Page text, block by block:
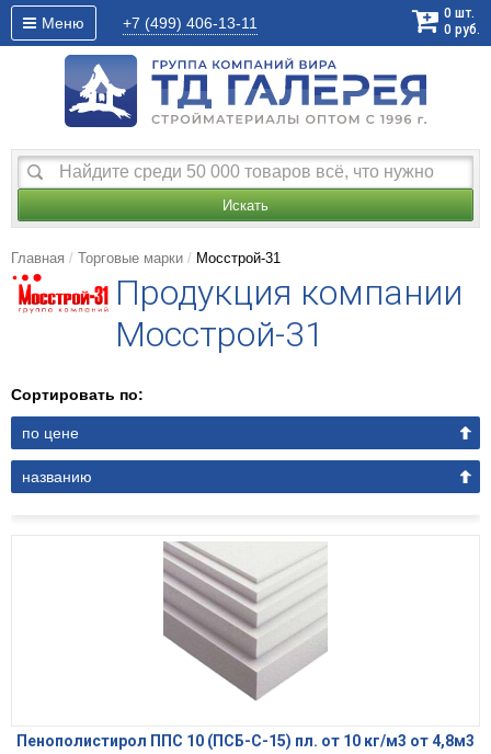
Меню +7 (499) 406-13-11
0 шт.
0 руб.
Искать
Главная Торговые марки Мосстрой-31
Продукция компании
Мосстрой-31
Сортировать по:
по цене
названию
Пенополистирол ППС 10 (ПСБ-С-15) пл. от 10 кг/м3 от 4,8м3